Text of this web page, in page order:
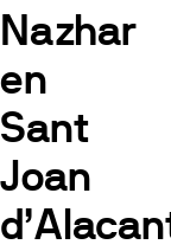
Nazhar
en
Sant
Joan